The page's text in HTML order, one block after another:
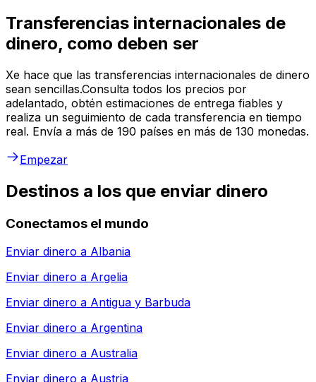
Transferencias internacionales de
dinero, como deben ser
Xe hace que las transferencias internacionales de dinero
sean sencillas.Consulta todos los precios por
adelantado, obtén estimaciones de entrega fiables y
realiza un seguimiento de cada transferencia en tiempo
real. Envía a más de 190 países en más de 130 monedas.
Empezar
Destinos a los que enviar dinero
Conectamos el mundo
Enviar dinero a Albania
Enviar dinero a Argelia
Enviar dinero a Antigua y Barbuda
Enviar dinero a Argentina
Enviar dinero a Australia
Enviar dinero a Austria